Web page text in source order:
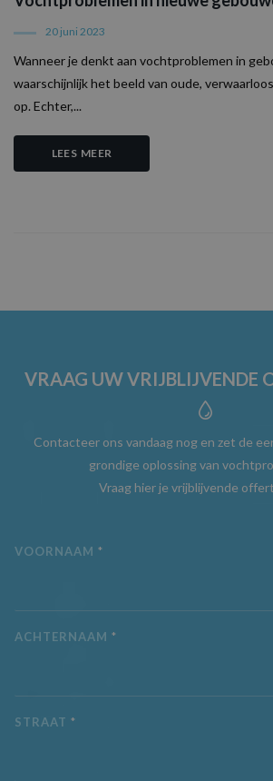
20 juni 2023
Wanneer je denkt aan vochtproblemen in
waarschijnlijk het beeld van oude,
op. Echter,...
LEES MEER
VRAAG UW VRIJBLIJVENDE
Contacteer ons vandaag nog en zet de
grondige oplossing van
Vraag hier je vrijblijvende
VOORNAAM *
ACHTERNAAM *
STRAAT *
Corporation
.c.clarity.ms